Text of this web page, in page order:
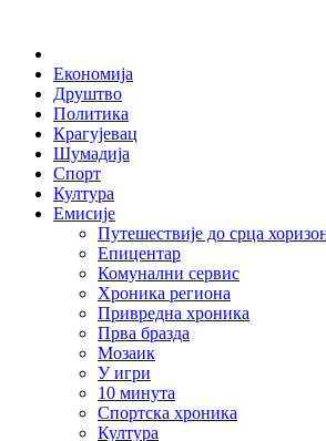
Економија
Друштво
Политика
Крагујевац
Шумадија
Спорт
Култура
Емисије
Путешествије до срца
Епицентар
Комунални сервис
Хроника региона
Привредна хроника
Прва бразда
Мозаик
У игри
10 минута
Спортска хроника
Култура